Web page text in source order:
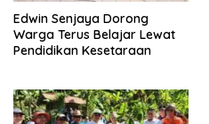
Edwin Senjaya Dorong
Warga Terus Belajar Lewat
Pendidikan Kesetaraan